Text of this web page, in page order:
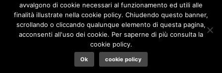
BF 2000 © 2024. Tutti i diritti riservati.
avvalgono di cookie necessari al funzionamento ed utili alle
finalità illustrate nella cookie policy. Chiudendo questo banner,
scrollando o cliccando qualunque elemento di questa pagina,
acconsenti all'uso dei cookie. Per saperne di più consulta la
cookie policy.
Ok cookie policy